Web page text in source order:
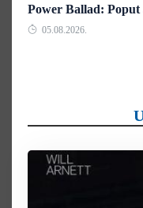
Power Ballad: Poput
05.08.2026.